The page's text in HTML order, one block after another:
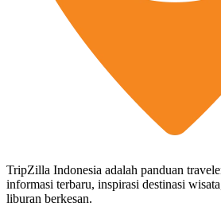
TripZilla Indonesia adalah panduan
informasi terbaru, inspirasi destinasi
liburan berkesan.